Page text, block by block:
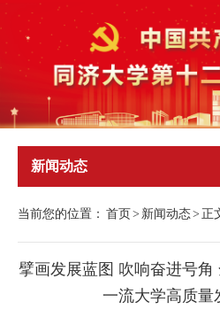
新闻动态
当前您的位置： 首页 > 新闻动态> 正
擘画发展蓝图 吹响奋进号
一流大学高质量